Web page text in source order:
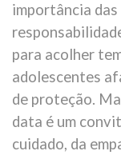
importância
para acolher
adolescentes
de proteção.
data é um
cuidado, da